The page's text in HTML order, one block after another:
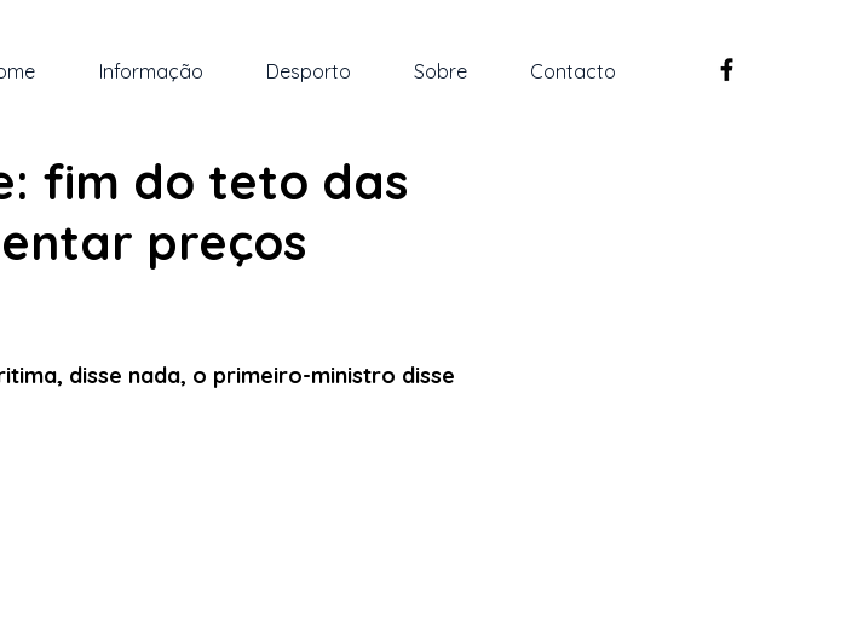
Informação Desporto Sobre Contacto
fim do teto das
preços
disse nada, o primeiro-ministro disse